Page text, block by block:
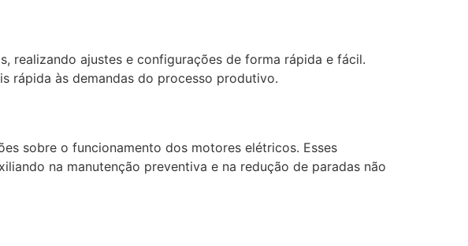
realizando ajustes e configurações de forma rápida e fácil.
rápida às demandas do processo produtivo.
sobre o funcionamento dos motores elétricos. Esses
na manutenção preventiva e na redução de paradas não